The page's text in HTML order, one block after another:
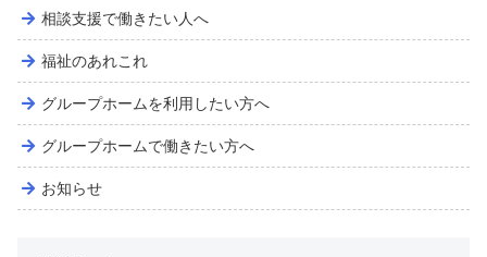
相談支援で働きたい人へ
福祉のあれこれ
グループホームを利用したい方へ
グループホームで働きたい方へ
お知らせ